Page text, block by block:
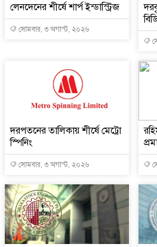
লেনদেনের শীর্ষে শার্প ইন্ডাস্ট্রিজ
সোমবার, ৩ অগাস্ট, ২০২৬
দরপতনের তালিকায় শীর্ষে মেট্রো
স্পিনিং
সোমবার, ৩ অগাস্ট, ২০২৬